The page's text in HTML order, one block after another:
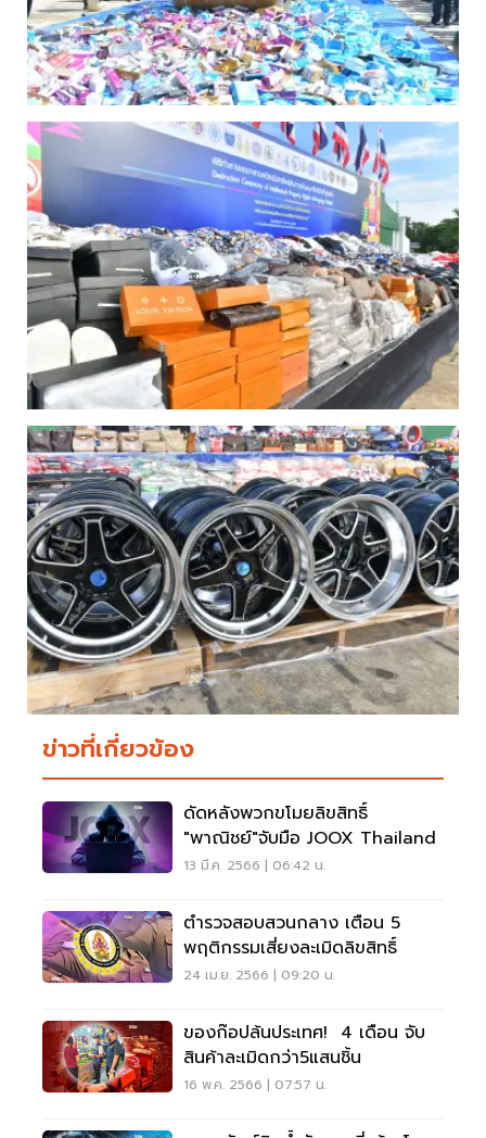
ข่าวที่เกี่ยวข้อง
ดัดหลังพวกขโมยลิขสิทธิ์
"พาณิชย์"จับมือ JOOX Thailand
13 มี.ค. 2566 | 06:42 น.
ตำรวจสอบสวนกลาง เตือน 5
พฤติกรรมเสี่ยงละเมิดลิขสิทธิ์
24 เม.ย. 2566 | 09:20 น.
ของก๊อปล้นประเทศ! 4 เดือน จับ
สินค้าละเมิดกว่า5แสนชิ้น
16 พ.ค. 2566 | 07:57 น.